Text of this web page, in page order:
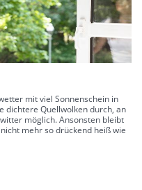
mit viel Sonnenschein in
dichtere Quellwolken durch, an
möglich. Ansonsten bleibt
mehr so drückend heiß wie